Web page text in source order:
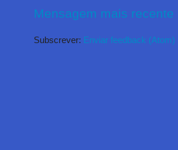
Mensagem mais recente
Subscrever: Enviar feedback (Atom)